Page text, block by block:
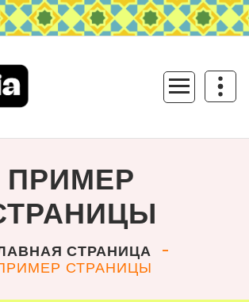
ПРИМЕР
СТРАНИЦА -
СТРАНИЦЫ